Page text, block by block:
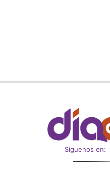
Siguenos en: